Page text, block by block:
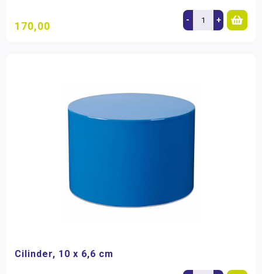
170,00 - +
Cilinder, 10 x 6,6 cm